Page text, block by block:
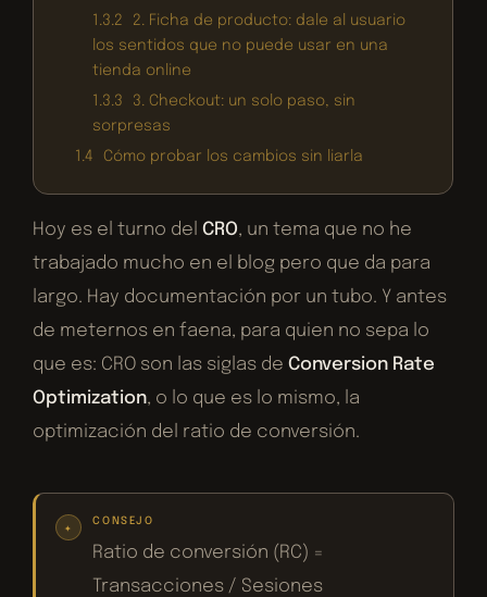
1.3.2
2. Ficha de producto: dale al usuario
los sentidos que no puede usar en una
tienda online
1.3.3
3. Checkout: un solo paso, sin
sorpresas
1.4
Cómo probar los cambios sin liarla
Hoy es el turno delCRO, un tema que no he
trabajado mucho en el blog pero que da para
largo. Hay documentación por un tubo. Y antes
de meternos en faena, para quien no sepa lo
que es: CRO son las siglas deConversion Rate
Optimization, o lo que es lo mismo, la
optimización del ratio de conversión.
CONSEJO
Ratio de conversión (RC) =
Transacciones / Sesiones